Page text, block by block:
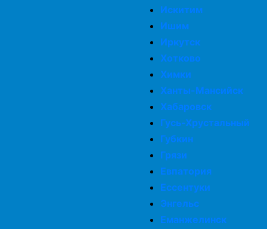
Искитим
Ишим
Иркутск
Хотково
Химки
Ханты-Мансийск
Хабаровск
Гусь-Хрустальный
Губкин
Грязи
Евпатория
Ессентуки
Энгельс
Еманжелинск